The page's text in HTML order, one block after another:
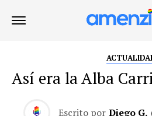
Así era la Alba
Escrito por Diego G.